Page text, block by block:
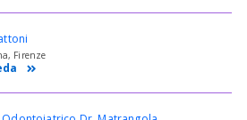
Firenze